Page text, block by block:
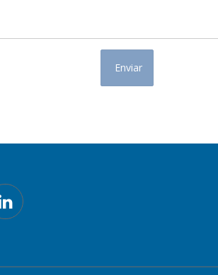
Enviar